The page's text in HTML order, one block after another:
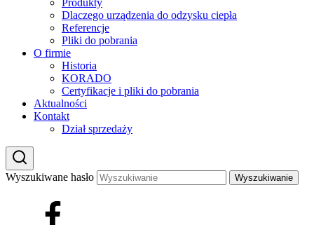
Dlaczego urządzenia do odzysku ciepła
Referencje
Pliki do pobrania
O firmie
Historia
KORADO
Certyfikacje i pliki do pobrania
Aktualności
Kontakt
Dział sprzedaży
Wyszukiwane hasło Wyszukiwanie